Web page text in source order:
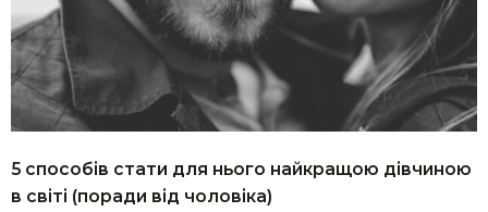
5 способів стати для нього найкращою дівчиною
в світі (поради від чоловіка)